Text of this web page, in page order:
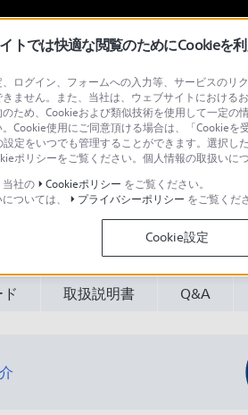
合わせ その他のポータブルミュージックプ
,BC-9HP2, BC-7HT,RM-MZ2S,
取扱説明書 Q&A
トでは快適な閲覧のためにCookieを利
ログイン、フォームへの入力等、サービスの
ません。また、当社は、ウェブサイトにおけ
ため、Cookieおよび類似技術を使用して一定
Cookie使用にご同意頂ける場合は、「Cookie
設定をいつでも管理することができます。選択
ポリシーをご覧ください。個人情報の取扱いに
社の
Cookieポリシー をご覧ください。
ついては、
プライバシーポリシー をご覧くだ
Cookie設定